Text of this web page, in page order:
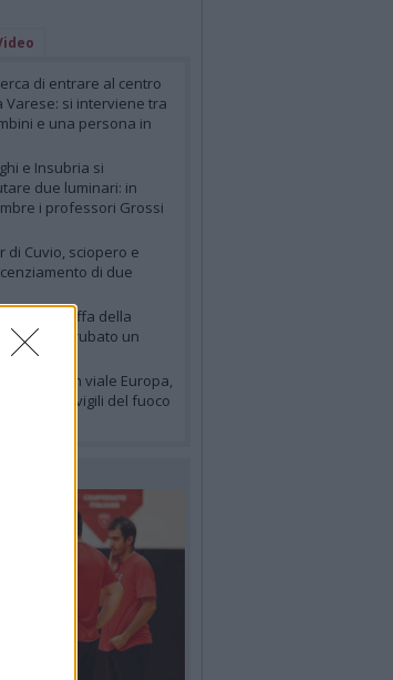
di entrare al centro
Varese: si interviene tra
e una persona in
e Insubria si
due luminari: in
i professori Grossi
di Cuvio, sciopero e
di due
alla truffa della
hanno rubato un
a Varese in viale Europa,
di vigili del fuoco